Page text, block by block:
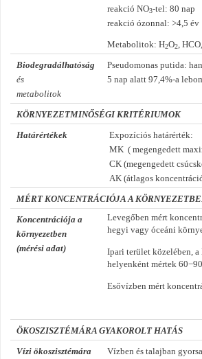
reakció NO3-tel: 80 nap
reakció ózonnal: >4,5 év
Metabolitok: H2O2,
Biodegradálhatóság
és
metabolitok
Pseudomonas putida:
5 nap alatt 97,4%-a
KÖRNYEZETMINŐSÉGI KRITÉRIUMOK
Határértékek
Expozíciós határérték:
MK ( megengedett
CK (megengedett
AK (átlagos
MÉRT KONCENTRÁCIÓJA A
Koncentrációja a
környezetben
(mérési adat)
Levegőben mért
hegyi vagy óceáni
Ipari terület közelében,
helyenként mértek 60−
Esővízben mért
ÖKOSZISZTÉMÁRA GYAKOROLT HATÁS
Vízi ökoszisztémára
Vízben és talajban